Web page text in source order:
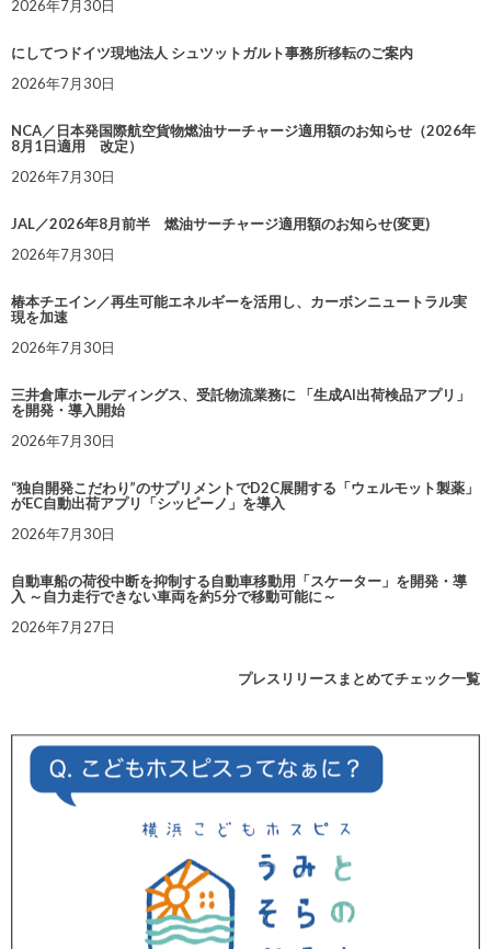
2026年7月30日
にしてつドイツ現地法人 シュツットガルト事務所移転のご案内
2026年7月30日
NCA／日本発国際航空貨物燃油サーチャージ適用額のお知らせ（2026年
8月1日適用 改定）
2026年7月30日
JAL／2026年8月前半 燃油サーチャージ適用額のお知らせ(変更)
2026年7月30日
椿本チエイン／再生可能エネルギーを活用し、カーボンニュートラル実
現を加速
2026年7月30日
三井倉庫ホールディングス、受託物流業務に 「生成AI出荷検品アプリ」
を開発・導入開始
2026年7月30日
“独自開発こだわり”のサプリメントでD2C展開する「ウェルモット製薬」
がEC自動出荷アプリ「シッピーノ」を導入
2026年7月30日
自動車船の荷役中断を抑制する自動車移動用「スケーター」を開発・導
入 ～自力走行できない車両を約5分で移動可能に～
2026年7月27日
プレスリリースまとめてチェック一覧